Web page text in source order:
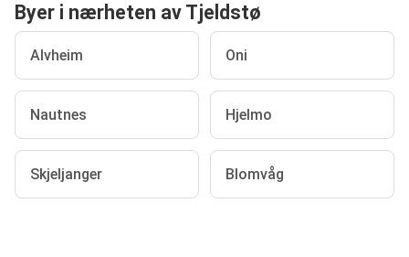
Byer i nærheten av Tjeldstø
Alvheim Oni
Nautnes Hjelmo
Skjeljanger Blomvåg